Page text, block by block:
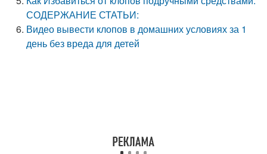
СОДЕРЖАНИЕ СТАТЬИ:
Видео вывести клопов в домашних условиях за 1
день без вреда для детей